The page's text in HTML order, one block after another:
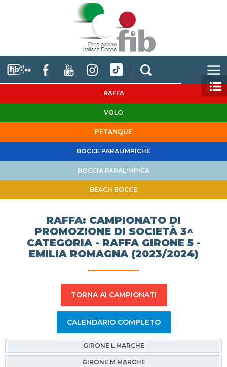
RAFFA
VOLO
PETANQUE
BOCCE PARALIMPICHE
BOCCIA PARALIMPICA
BEACH BOCCE
RAFFA: CAMPIONATO DI
PROMOZIONE DI SOCIETÀ 3^
CATEGORIA - RAFFA GIRONE 5 -
EMILIA ROMAGNA (2023/2024)
TORNA AI CAMPIONATI
CALENDARIO COMPLETO
GIRONE L MARCHE
GIRONE M MARCHE